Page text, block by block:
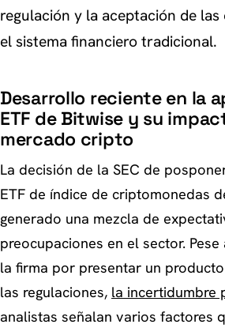
regulación y la aceptación de
el sistema financiero tradicional.
Desarrollo reciente en la
ETF de Bitwise y su
mercado cripto
La decisión de la SEC de
ETF de índice de criptomonedas
generado una mezcla de
preocupaciones en el sector.
la firma por presentar un
las regulaciones, la incertidumbre
analistas señalan varios factores